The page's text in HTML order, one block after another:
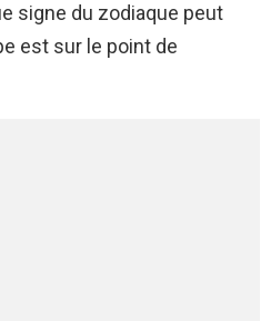
signe du zodiaque peut
est sur le point de